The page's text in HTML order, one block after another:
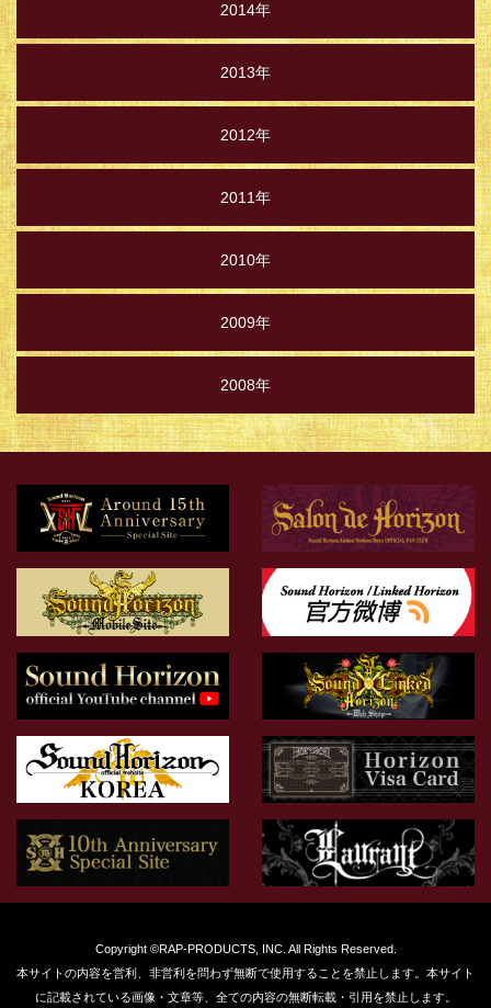
2014年
2013年
2012年
2011年
2010年
2009年
2008年
Copyright ©RAP-PRODUCTS, INC. All Rights Reserved.
本サイトの内容を営利、非営利を問わず無断で使用することを禁止します。本サイト
に記載されている画像・文章等、全ての内容の無断転載・引用を禁止します。